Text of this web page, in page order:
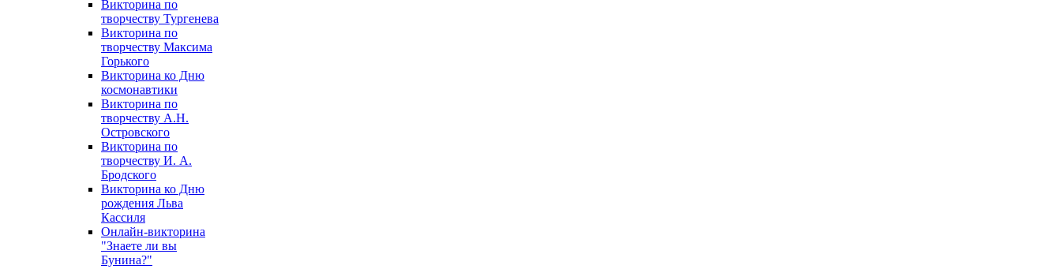
Викторина по
творчеству Тургенева
Викторина по
творчеству Максима
Горького
Викторина ко Дню
космонавтики
Викторина по
творчеству А.Н.
Островского
Викторина по
творчеству И. А.
Бродского
Викторина ко Дню
рождения Льва
Кассиля
Онлайн-викторина
"Знаете ли вы
Бунина?"